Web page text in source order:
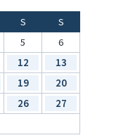
S
S
5
6
12
13
19
20
26
27